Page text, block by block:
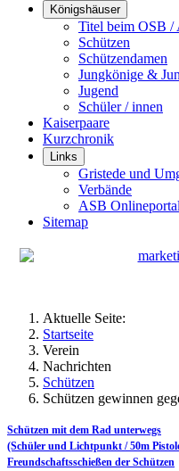
Königshäuser
Titel beim OSB /
Schützen
Schützendamen
Jungkönige &
Jugend
Schüler / innen
Kaiserpaare
Kurzchronik
Links
Gristede und
Verbände
ASB Onlineportal
Sitemap
Aktuelle Seite:
Startseite
Verein
Nachrichten
Schützen
Schützen gewinnen
Schützen mit dem Rad unterwegs
(Schüler und Lichtpunkt / 50m
Freundschaftsschießen der Schützen